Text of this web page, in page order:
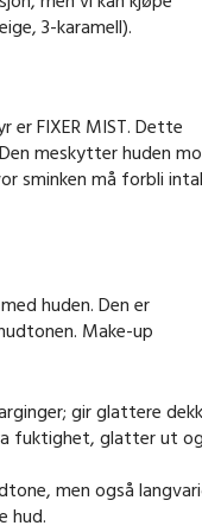
3-karamell).
FIXER MIST. Dette
meskytter huden
sminken må forbli
huden. Den er
Make-up
gir glattere
fuktighet, glatter ut
men også
hud.